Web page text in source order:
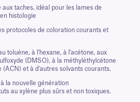
aux taches, idéal pour les lames de
histologie
protocoles de coloration courants et
toluène, à l'hexane, à l'acétone, aux
(DMSO), à la méthyléthylcétone
(ACN) et à d'autres solvants courants.
la nouvelle génération
au xylène plus sûrs et non toxiques.